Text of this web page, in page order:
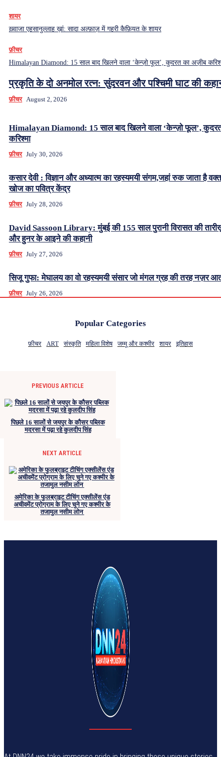
शायर
ख़्वाजा एहसानुल्लाह ख़ां: सादा अल्फ़ाज़ में गहरी कैफ़ियत के शायर
फ़ीचर
Himalayan Diamond: 15 साल बाद खिलने वाला ‘केन्ज़ो फूल’, कुदरत का अज़ीब
प्रकृति के दो अनमोल रत्न: सुंदरवन और पश्चिमी घाट की
फ़ीचर August 2, 2026
Himalayan Diamond: 15 साल बाद खिलने वाला ‘केन्ज़ो फूल’,
करिश्मा
फ़ीचर July 30, 2026
कसार देवी : विज्ञान और अध्यात्म का रहस्यमयी संगम,जहां रुक जाता है
खोज का पवित्र केंद्र
फ़ीचर July 28, 2026
David Sassoon Library: मुंबई की 155 साल पुरानी विरासत की
और हुनर के आइने की कहानी
फ़ीचर July 27, 2026
सिजू गुफा: मेघालय का वो रहस्यमयी संसार जो मंगल ग्रह की तरह नज़र
फ़ीचर July 26, 2026
Popular Categories
फ़ीचर ART संस्कृति महिला विशेष जम्मू और कश्मीर शायर इतिहास
PREVIOUS ARTICLE
पिछले 16 सालों से जयपुर के कौसर पब्लिक
मदरसा में पढ़ा रहे कुलदीप सिंह
NEXT ARTICLE
अमेरिका के फुलब्राइट टीचिंग एक्सीलेंस एंड
अचीवमेंट प्रोग्राम के लिए चुने गए कश्मीर के
तजामुल नसीम लोन